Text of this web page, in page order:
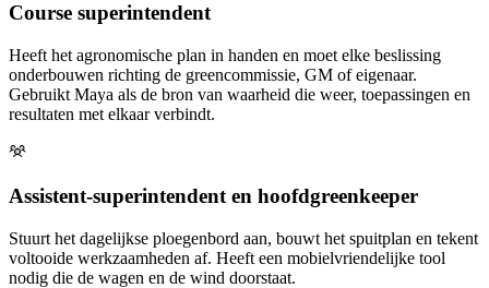
Course superintendent
Heeft het agronomische plan in handen en moet elke beslissing
onderbouwen richting de greencommissie, GM of eigenaar.
Gebruikt Maya als de bron van waarheid die weer, toepassingen en
resultaten met elkaar verbindt.
Assistent-superintendent en hoofdgreenkeeper
Stuurt het dagelijkse ploegenbord aan, bouwt het spuitplan en tekent
voltooide werkzaamheden af. Heeft een mobielvriendelijke tool
nodig die de wagen en de wind doorstaat.